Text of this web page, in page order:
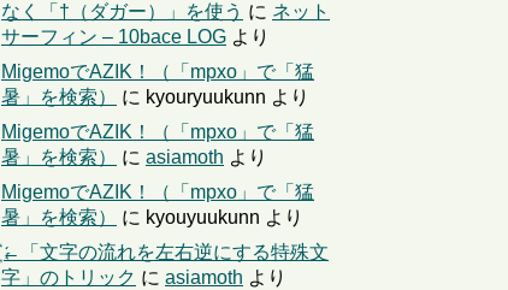
なく「†（ダガー）」を使う に ネット
サーフィン – 10bace LOG より
MigemoでAZIK！（「mpxo」で「猛
暑」を検索）
に kyouryuukunn より
MigemoでAZIK！（「mpxo」で「猛
暑」を検索）
に asiamoth より
MigemoでAZIK！（「mpxo」で「猛
暑」を検索）
に kyouyuukunn より
҉←「文字の流れを左右逆にする特殊文
字」のトリック に asiamoth より